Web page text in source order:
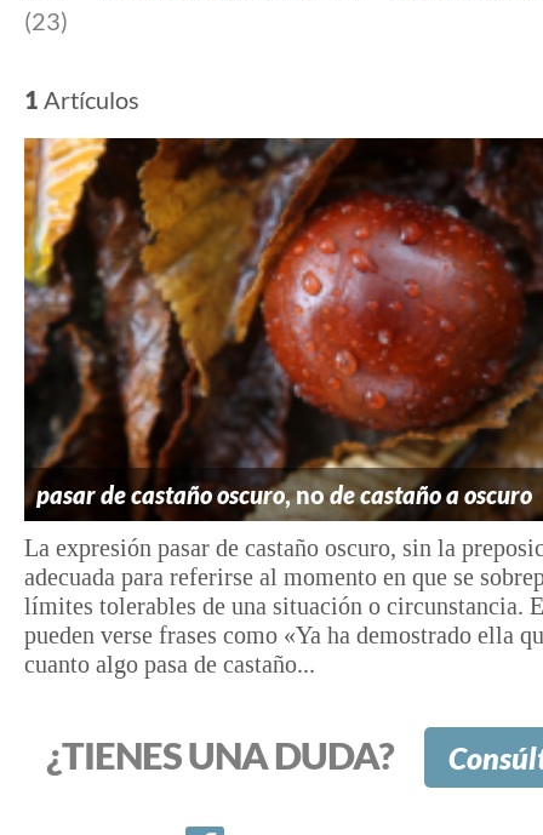
(23)
1 Artículos
pasar de castaño oscuro, node castaño a oscuro
La expresión pasar de castaño oscuro, sin la
adecuada para referirse al momento en que se
límites tolerables de una situación o circunstancia.
pueden verse frases como «Ya ha demostrado ella
cuanto algo pasa de castaño...
¿TIENES UNA DUDA?